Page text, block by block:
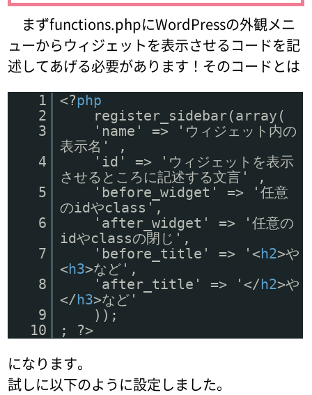
まずfunctions.phpにWordPressの外観メニ
ューからウィジェットを表示させるコードを記
述してあげる必要があります！そのコードとは
1 <?php
2
register_sidebar(array(
3
'name' => 'ウィジェット内の
表示名' ,
4
'id' => 'ウィジェットを表示
させるところに記述する文言' ,
5
'before_widget' => '任意
のidやclass',
6
'after_widget' => '任意の
idやclassの閉じ',
7
'before_title' => '<h2>や
<h3>など',
8
'after_title' => '</h2>や
</h3>など'
9
));
10
; ?>
になります。
試しに以下のように設定しました。